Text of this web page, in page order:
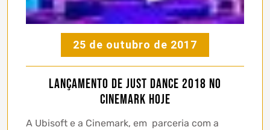
25 de outubro de 2017
Lançamento de Just Dance 2018 no
Cinemark hoje
A Ubisoft e a Cinemark, em parceria com a